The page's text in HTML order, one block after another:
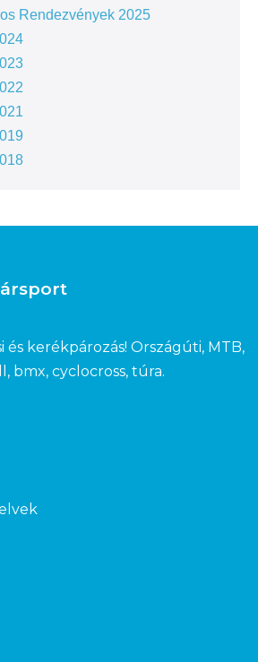
Rendezvények 2025
és kerékpározás! Országúti, MTB,
bmx, cyclocross, túra.